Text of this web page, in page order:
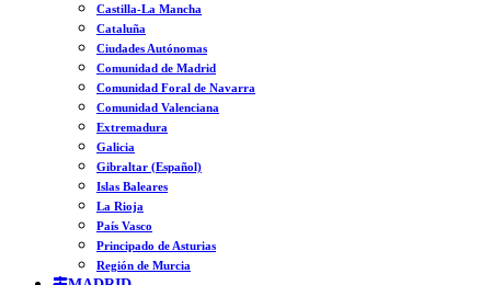
Castilla-La Mancha
Cataluña
Ciudades Autónomas
Comunidad de Madrid
Comunidad Foral de Navarra
Comunidad Valenciana
Extremadura
Galicia
Gibraltar (Español)
Islas Baleares
La Rioja
País Vasco
Principado de Asturias
Región de Murcia